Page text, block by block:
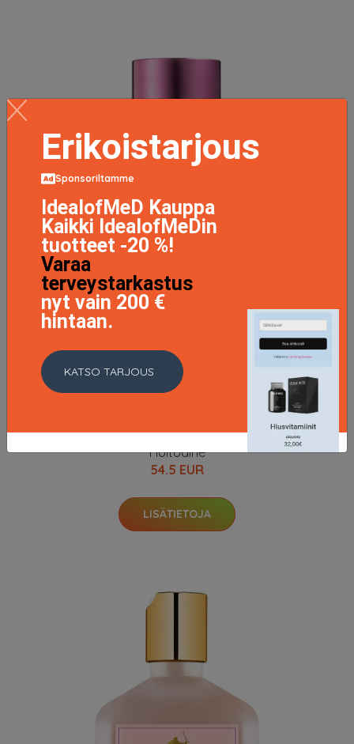
Caviar Infinite Color Hold Conditioner, 250 ml Alterna
Hoitoaine
54.5 EUR
LISÄTIETOJA
Erikoistarjous
Sponsoriltamme
IdealofMeD Kauppa
Kaikki IdealofMeDin
tuotteet -20 %!
Varaa
terveystarkastus
nyt vain 200 €
hintaan.
KATSO TARJOUS